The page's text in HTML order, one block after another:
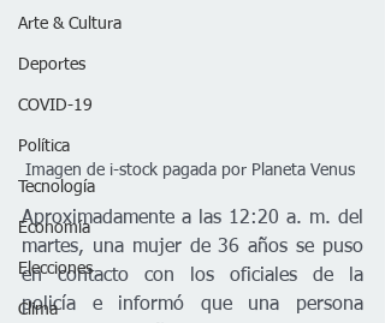
Arte & Cultura
Deportes
COVID-19
Política
Tecnología
Economía
Elecciones
Clima
Imagen de i-stock pagada por Planeta Venus
Aproximadamente a las 12:20 a. m. del
martes, una mujer de 36 años se puso
en contacto con los oficiales de la
policía e informó que una persona